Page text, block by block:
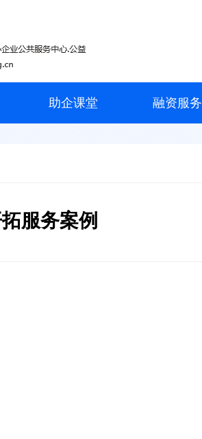
助企课堂 融资服务
服务案例